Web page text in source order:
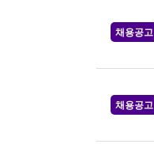
채용공고
채용공고